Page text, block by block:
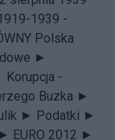
1939 -
Polska
►
Korupcja -
Buzka ►
► Podatki ►
EURO 2012 ►